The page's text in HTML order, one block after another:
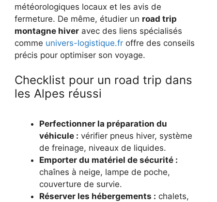
météorologiques locaux et les avis de
fermeture. De même, étudier un road trip
montagne hiver avec des liens spécialisés
comme univers-logistique.fr offre des conseils
précis pour optimiser son voyage.
Checklist pour un road trip dans
les Alpes réussi
Perfectionner la préparation du
véhicule : vérifier pneus hiver, système
de freinage, niveaux de liquides.
Emporter du matériel de sécurité :
chaînes à neige, lampe de poche,
couverture de survie.
Réserver les hébergements : chalets,